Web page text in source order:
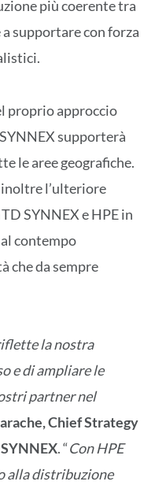
più coerente tra
supportare con forza
proprio approccio
supporterà
le aree geografiche.
l’ulteriore
SYNNEX e HPE in
contempo
che da sempre
la nostra
e di ampliare le
partner nel
Chief Strategy
. “Con HPE
alla distribuzione